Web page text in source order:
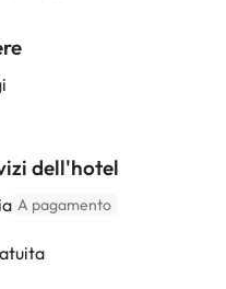
dell'hotel
A pagamento